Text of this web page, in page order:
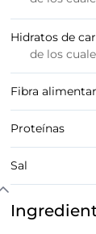
Hidratos de
de los
Fibra
Proteínas
Sal